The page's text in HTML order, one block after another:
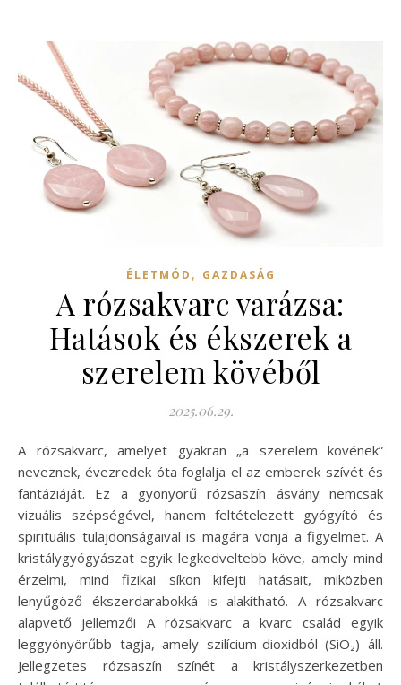
ÉLETMÓD , GAZDASÁG
A rózsakvarc varázsa:
Hatások és ékszerek a
szerelem kövéből
2025.06.29.
A rózsakvarc, amelyet gyakran „a szerelem kövének”
neveznek, évezredek óta foglalja el az emberek szívét és
fantáziáját. Ez a gyönyörű rózsaszín ásvány nemcsak
vizuális szépségével, hanem feltételezett gyógyító és
spirituális tulajdonságaival is magára vonja a figyelmet. A
kristálygyógyászat egyik legkedveltebb köve, amely mind
érzelmi, mind fizikai síkon kifejti hatásait, miközben
lenyűgöző ékszerdarabokká is alakítható. A rózsakvarc
alapvető jellemzői A rózsakvarc a kvarc család egyik
leggyönyörűbb tagja, amely szilícium-dioxidból (SiO₂) áll.
Jellegzetes rózsaszín színét a kristályszerkezetben